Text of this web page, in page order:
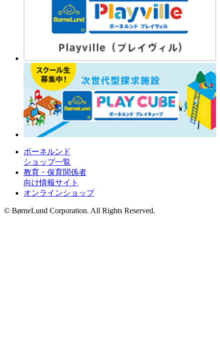
ボーネルンド
ショップ一覧
教育・保育関係者
向け情報サイト
オンラインショップ
© BørneLund Corporation. All Rights Reserved.